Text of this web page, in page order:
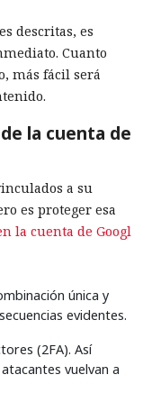
descritas, es
Cuanto
más fácil será
la cuenta de
a su
es proteger esa
la cuenta de Googl
única y
evidentes.
(2FA). Así
vuelvan a